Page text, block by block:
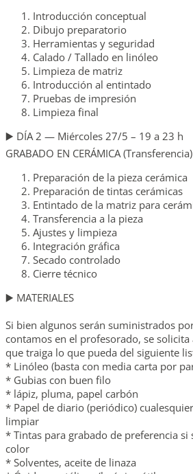
Introducción conceptual
Dibujo preparatorio
Herramientas y seguridad
Calado / Tallado en linóleo
Limpieza de matriz
Introducción al entintado
Pruebas de impresión
Limpieza final
▶️ DÍA 2 — Miércoles 27/5 – 19 a 23 h
GRABADO EN CERÁMICA (Transferencia)
Preparación de la pieza cerámica
Preparación de tintas cerámicas
Entintado de la matriz para
Transferencia a la pieza
Ajustes y limpieza
Integración gráfica
Secado controlado
Cierre técnico
▶️ MATERIALES
Si bien algunos serán suministrados
contamos en el profesorado, se
que traiga lo que pueda del siguiente
* Linóleo (basta con media carta por
* Gubias con buen filo
* lápiz, pluma, papel carbón
* Papel de diario (periódico)
limpiar
* Tintas para grabado de preferencia si
color
* Solventes, aceite de linaza